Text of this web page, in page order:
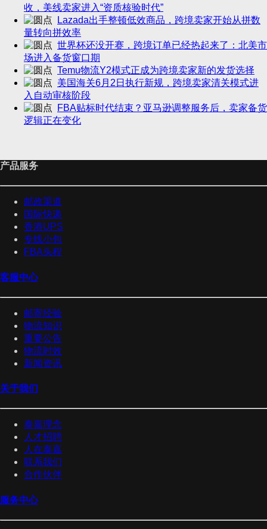
收，美线卖家进入“资质核验时代”
Lazada出手整顿低效商品，跨境卖家开始从拼数
量转向拼效率
世界杯还没开赛，跨境订单已经热起来了：北美市
场进入备货窗口期
Temu物流Y2模式正成为跨境卖家新的发货选择
美国海关6月2日执行新规，跨境卖家清关模式进
入自动审核阶段
FBA贴标时代结束？亚马逊调整服务后，卖家备货
逻辑正在变化
产品服务
邮政渠道
国际快递
香港UPS
专线小包
FBA头程
客服中心
邮寄经验
物流知识
重要公告
物流时效
新闻资讯
关于我们
泰嘉理念
人才招聘
人在泰嘉
联系我们
合作伙伴
服务中心